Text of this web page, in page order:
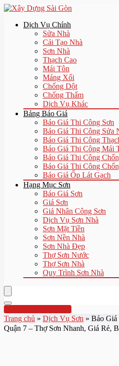
Dịch Vụ Chính
Sửa Nhà
Cải Tạo Nhà
Sơn Nhà
Thạch Cao
Mái Tôn
Máng Xối
Chống Dột
Chống Thấm
Dịch Vụ Khác
Bảng Báo Giá
Báo Giá Thi Công Sơn
Báo Giá Thi Công Sửa
Báo Giá Thi Công
Báo Giá Thi Công Mái
Báo Giá Thi Công
Báo Giá Thi Công
Báo Giá Ốp Lát Gạch
Hạng Mục Sơn
Báo Giá Sơn
Giá Sơn
Giá Nhân Công Sơn
Dịch Vụ Sơn Nhà
Sơn Mặt Tiền
Sơn Nền Nhà
Sơn Nhà Đẹp
Thợ Sơn Nước
Thợ Sơn Nhà
Quy Trình Sơn Nhà
Hotline:0961 894 472
Trang chủ » Dịch Vụ Sơn » Báo
Quận 7 – Thợ Sơn Nhanh, Giá Rẻ,